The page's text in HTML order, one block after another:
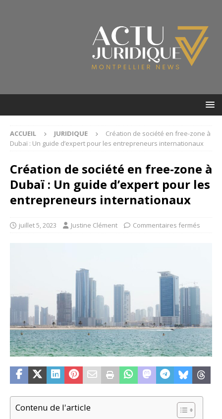
ACCUEIL JURIDIQUE
Création de société en free-zone à
Dubaï : Un guide d’expert pour les entrepreneurs internationaux
Création de société en free-zone à
Dubaï : Un guide d’expert pour les
entrepreneurs internationaux
juillet 5, 2023 Justine Clément Commentaires fermés
Contenu de l'article